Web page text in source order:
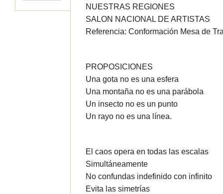
NUESTRAS REGIONES
SALON NACIONAL DE ARTISTAS
Referencia: Conformación Mesa de
PROPOSICIONES
Una gota no es una esfera
Una montaña no es una parábola
Un insecto no es un punto
Un rayo no es una línea.
El caos opera en todas las escalas
Simultáneamente
No confundas indefinido con infinito
Evita las simetrías